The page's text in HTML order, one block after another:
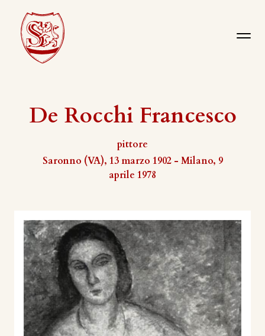
De Rocchi Francesco
pittore
Saronno (VA), 13 marzo 1902 - Milano, 9
aprile 1978